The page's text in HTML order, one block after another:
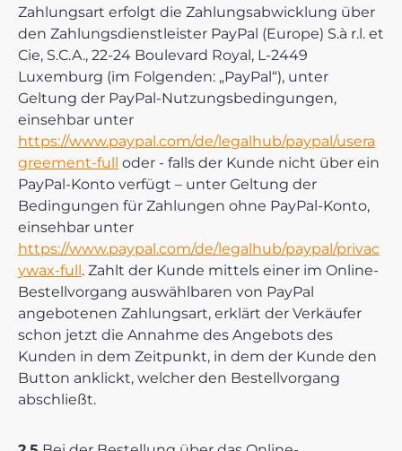
Zahlungsart erfolgt die Zahlungsabwicklung über
den Zahlungsdienstleister PayPal (Europe) S.à r.l. et
Cie, S.C.A., 22-24 Boulevard Royal, L-2449
Luxemburg (im Folgenden: „PayPal“), unter
Geltung der PayPal-Nutzungsbedingungen,
einsehbar unter
https://www.paypal.com/de/legalhub/paypal/usera
greement-full oder - falls der Kunde nicht über ein
PayPal-Konto verfügt – unter Geltung der
Bedingungen für Zahlungen ohne PayPal-Konto,
einsehbar unter
https://www.paypal.com/de/legalhub/paypal/privac
ywax-full. Zahlt der Kunde mittels einer im Online-
Bestellvorgang auswählbaren von PayPal
angebotenen Zahlungsart, erklärt der Verkäufer
schon jetzt die Annahme des Angebots des
Kunden in dem Zeitpunkt, in dem der Kunde den
Button anklickt, welcher den Bestellvorgang
abschließt.